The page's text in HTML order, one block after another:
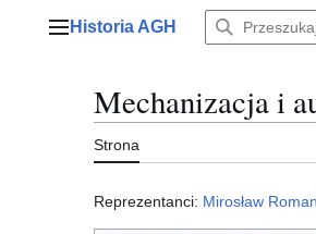
Menu główne
Historia AGH
Mechanizacja i
Strona
Reprezentanci: Mirosław